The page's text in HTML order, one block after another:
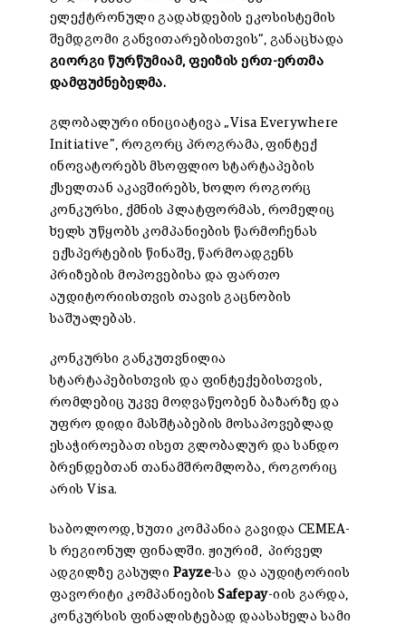
ელექტრონული გადახდების ეკოსისტემის
შემდგომი განვითარებისთვის“, განაცხადა
გიორგი წურწუმიამ, ფეიზის ერთ-ერთმა
დამფუძნებელმა.
გლობალური ინიციატივა „Visa Everywhere
Initiative”, როგორც პროგრამა, ფინტექ
ინოვატორებს მსოფლიო სტარტაპების
ქსელთან აკავშირებს, ხოლო როგორც
კონკურსი, ქმნის პლატფორმას, რომელიც
ხელს უწყობს კომპანიების წარმოჩენას
ექსპერტების წინაშე, წარმოადგენს
პრიზების მოპოვებისა და ფართო
აუდიტორიისთვის თავის გაცნობის
საშუალებას.
კონკურსი განკუთვნილია
სტარტაპებისთვის და ფინტექებისთვის,
რომლებიც უკვე მოღვაწეობენ ბაზარზე და
უფრო დიდი მასშტაბების მოსაპოვებლად
ესაჭიროებათ ისეთ გლობალურ და სანდო
ბრენდებთან თანამშრომლობა, როგორიც
არის Visa.
საბოლოოდ, ხუთი კომპანია გავიდა CEMEA-
ს რეგიონულ ფინალში. ჟიურიმ, პირველ
ადგილზე გასული Payze-სა და აუდიტორიის
ფავორიტი კომპანიებისSafepay-იის გარდა,
კონკურსის ფინალისტებად დაასახელა სამი